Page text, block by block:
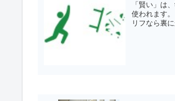
「賢い」は
使われます
リフなら裏